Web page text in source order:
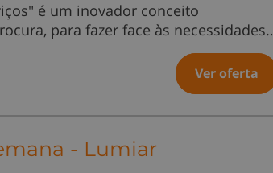
é um inovador conceito
para fazer face às
Ver oferta
- Lumiar